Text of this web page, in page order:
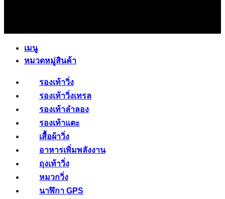
เมนู
หมวดหมู่สินค้า
รองเท้าวิ่ง
รองเท้าวิ่งเทรล
รองเท้าลำลอง
รองเท้าแตะ
เสื้อผ้าวิ่ง
อาหารเพิ่มพลังงาน
ถุงเท้าวิ่ง
หมวกวิ่ง
นาฬิกา GPS